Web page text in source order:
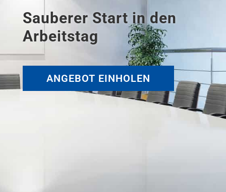
Sauberer Start in den
Arbeitstag
ANGEBOT EINHOLEN